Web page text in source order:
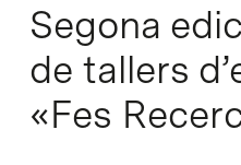
Segona
de tallers
«Fes